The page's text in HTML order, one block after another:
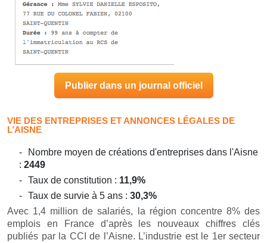
Publier dans un journal officiel
VIE DES ENTREPRISES ET ANNONCES LÉGALES DE
L’AISNE
Nombre moyen de créations d'entreprises dans l'Aisne
: 2449
Taux de constitution : 11,9%
Taux de survie à 5 ans : 30,3%
Avec 1,4 million de salariés, la région concentre 8% des
emplois en France d’après les nouveaux chiffres clés
publiés par la CCI de l’Aisne. L’industrie est le 1er secteur